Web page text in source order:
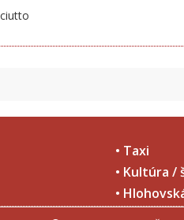
z nich.
L.), lieskové orechy (Corylus
• Taxi
• Kultúra /
•